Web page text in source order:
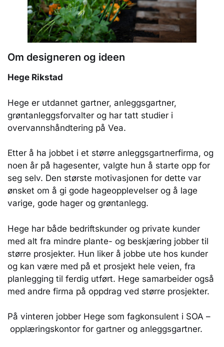
Om designeren og ideen
Hege Rikstad
Hege er utdannet gartner, anleggsgartner,
grøntanleggsforvalter og har tatt studier i
overvannshåndtering på Vea.
Etter å ha jobbet i et større anleggsgartnerfirma, og
noen år på hagesenter, valgte hun å starte opp for
seg selv. Den største motivasjonen for dette var
ønsket om å gi gode hageopplevelser og å lage
varige, gode hager og grøntanlegg.
Hege har både bedriftskunder og private kunder
med alt fra mindre plante- og beskjæring jobber til
større prosjekter. Hun liker å jobbe ute hos kunder
og kan være med på et prosjekt hele veien, fra
planlegging til ferdig utført. Hege samarbeider også
med andre firma på oppdrag ved større prosjekter.
På vinteren jobber Hege som fagkonsulent i SOA –
opplæringskontor for gartner og anleggsgartner.